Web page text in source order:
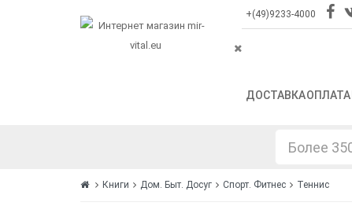
+(49)9233-4000
ДОСТАВКАОПЛАТА
Книги Дом. Быт. Досуг Спорт. Фитнес Теннис